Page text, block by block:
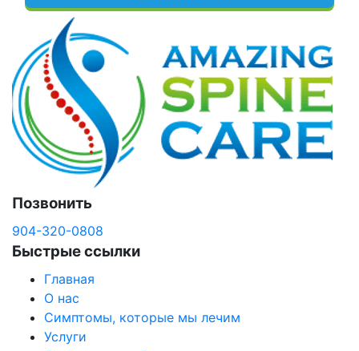
Позвонить
904-320-0808
Быстрые ссылки
Главная
О нас
Симптомы, которые мы лечим
Услуги